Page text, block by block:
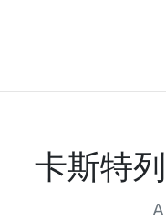
卡斯特